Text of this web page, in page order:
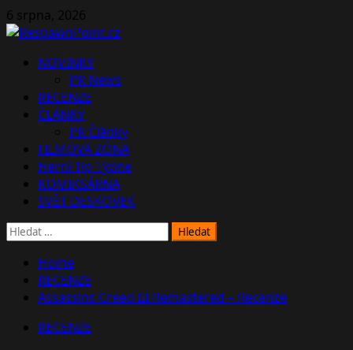
Skip
to
6 srpna, 2026
PrimaryNOVINKY
PR News
RECENZE
ČLÁNKY
PR Články
FILMOVÁ ZÓNA
Herní Tip Týdne
KOMIKSÁRNA
SVĚT DESKOVEK
Vyhledávání
Home
RECENZE
Assassins Creed III Remastered – Recenze
RECENZE